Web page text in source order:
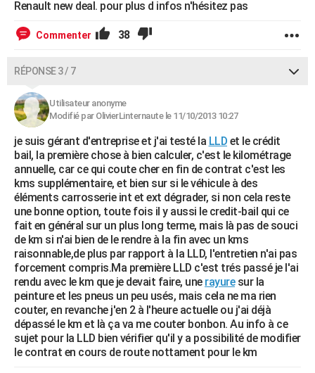
Renault new deal. pour plus d infos n'hésitez pas
Commenter 38
RÉPONSE 3 / 7
Utilisateur anonyme
Modifié par OlivierLinternaute le 11/10/2013 10:27
je suis gérant d'entreprise et j'ai testé la LLD et le crédit
bail, la première chose à bien calculer, c'est le kilométrage
annuelle, car ce qui coute cher en fin de contrat c'est les
kms supplémentaire, et bien sur si le véhicule à des
éléments carrosserie int et ext dégrader, si non cela reste
une bonne option, toute fois il y aussi le credit-bail qui ce
fait en général sur un plus long terme, mais là pas de souci
de km si n'ai bien de le rendre à la fin avec un kms
raisonnable,de plus par rapport à la LLD, l'entretien n'ai pas
forcement compris.Ma première LLD c'est trés passé je l'ai
rendu avec le km que je devait faire, une rayuresur la
peinture et les pneus un peu usés, mais cela ne ma rien
couter, en revanche j'en 2 à l'heure actuelle ou j'ai déjà
dépassé le km et là ça va me couter bonbon. Au info à ce
sujet pour la LLD bien vérifier qu'il y a possibilité de modifier
le contrat en cours de route nottament pour le km